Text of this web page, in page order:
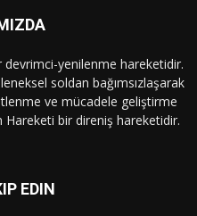
devrimci-yenilenme hareketidir.
soldan bağımsızlaşarak
ve mücadele geliştirme
Hareketi bir direniş hareketidir.
EDIN